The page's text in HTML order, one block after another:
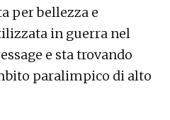
per bellezza e
in guerra nel
e sta trovando
paralimpico di alto